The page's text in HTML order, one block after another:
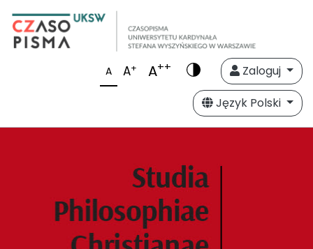
A A+ A++
Zaloguj
Język Polski